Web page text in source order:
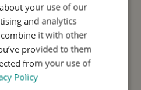
om mijn gegevens
en
met het
your use of our
and analytics
it with other
provided to them
from your use of
Policy